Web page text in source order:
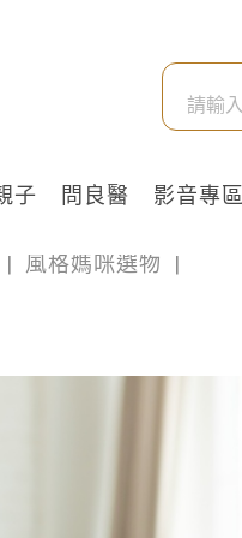
子 問良醫 影音專區
| 風格媽咪選物 |